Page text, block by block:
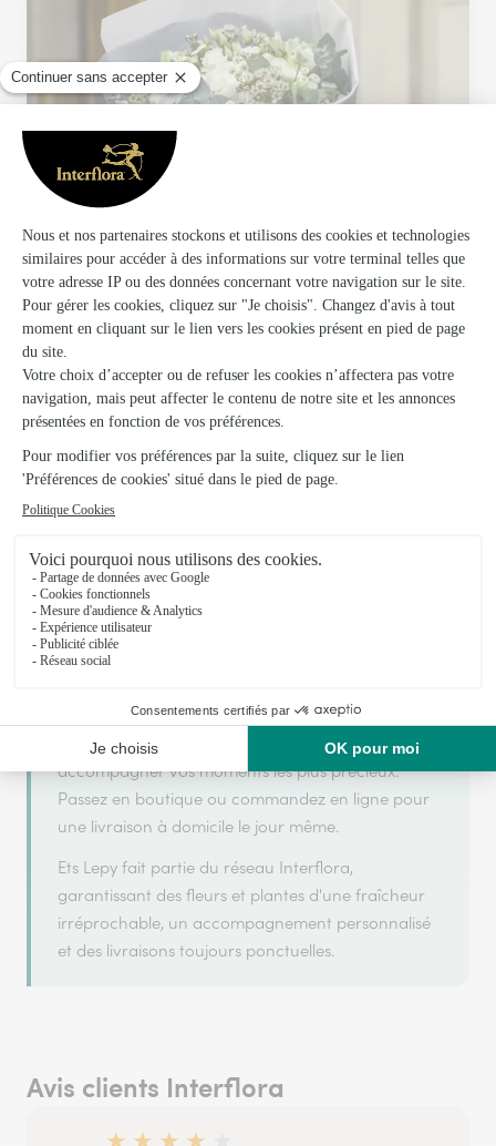
Votre fleuriste artisan à Les Laumes
Ets Lepy s'appuie sur son partenariat avec
Interflora, réseau de transmission florale de
référence, pour vous garantir un service de qualité.
Avec un souci de fraîcheur et de créativité, chaque
composition florale est réalisée avec soin pour
accompagner vos moments les plus précieux.
Passez en boutique ou commandez en ligne pour
une livraison à domicile le jour même.
Ets Lepy fait partie du réseau Interflora,
garantissant des fleurs et plantes d'une fraîcheur
irréprochable, un accompagnement personnalisé
et des livraisons toujours ponctuelles.
Avis clients Interflora